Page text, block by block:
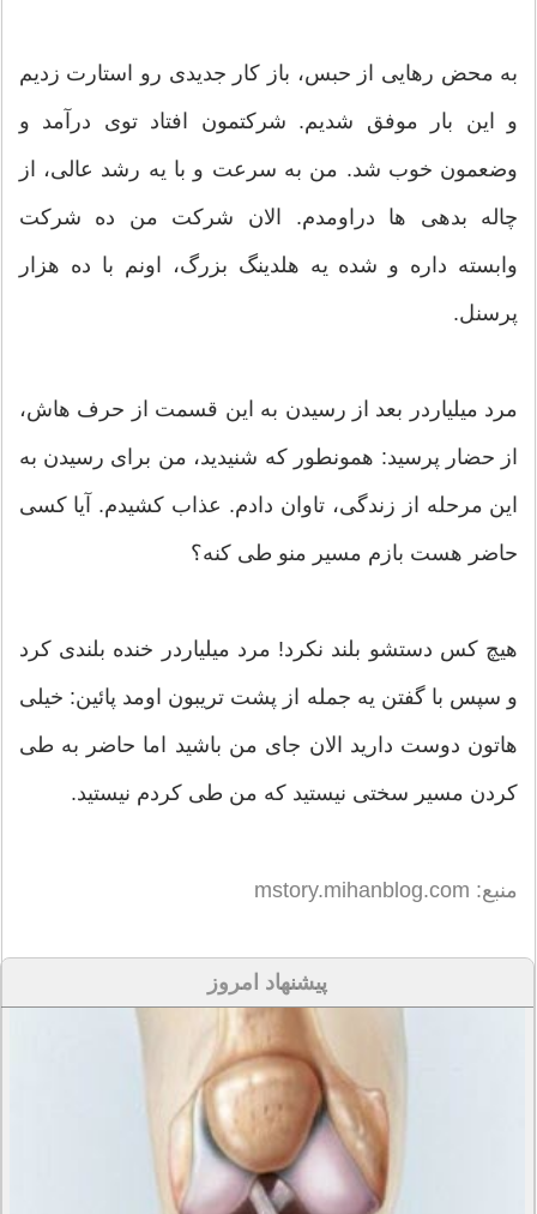
به محض رهایی از حبس، باز کار جدیدی رو استارت زدیم
و این بار موفق شدیم. شرکتمون افتاد توی درآمد و
وضعمون خوب شد. من به سرعت و با یه رشد عالی، از
چاله بدهی ها دراومدم. الان شرکت من ده شرکت
وابسته داره و شده یه هلدینگ بزرگ، اونم با ده هزار
پرسنل.
مرد میلیاردر بعد از رسیدن به این قسمت از حرف هاش،
از حضار پرسید: همونطور که شنیدید، من برای رسیدن به
این مرحله از زندگی، تاوان دادم. عذاب کشیدم. آیا کسی
حاضر هست بازم مسیر منو طی کنه؟
هیچ کس دستشو بلند نکرد! مرد میلیاردر خنده بلندی کرد
و سپس با گفتن یه جمله از پشت تریبون اومد پائین: خیلی
هاتون دوست دارید الان جای من باشید اما حاضر به طی
کردن مسیر سختی نیستید که من طی کردم نیستید.
منبع: mstory.mihanblog.com
پیشنهاد امروز